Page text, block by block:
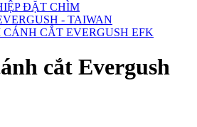
ĐẶT CHÌM
- TAIWAN
CẮT EVERGUSH EFK
cắt Evergush